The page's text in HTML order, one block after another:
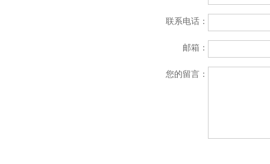
联系电话：
邮箱：
您的留言：